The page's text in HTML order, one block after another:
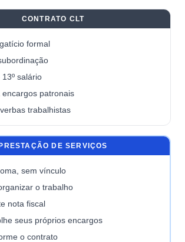
CONTRATO CLT
formal
salário
encargos patronais
trabalhistas
PRESTAÇÃO DE SERVIÇOS
sem vínculo
o trabalho
nota fiscal
seus próprios encargos
o contrato